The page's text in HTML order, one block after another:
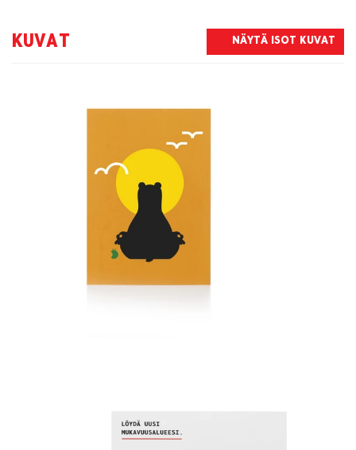
KUVAT NÄYTÄ ISOT KUVAT